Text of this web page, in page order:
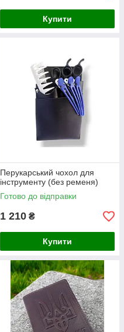
Купити
Перукарський чохол для
інструменту (без ременя)
Готово до відправки
1 210 ₴
Купити